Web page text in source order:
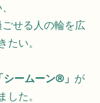
せる人の輪を広
たい。
シームーン®️」 が
した。